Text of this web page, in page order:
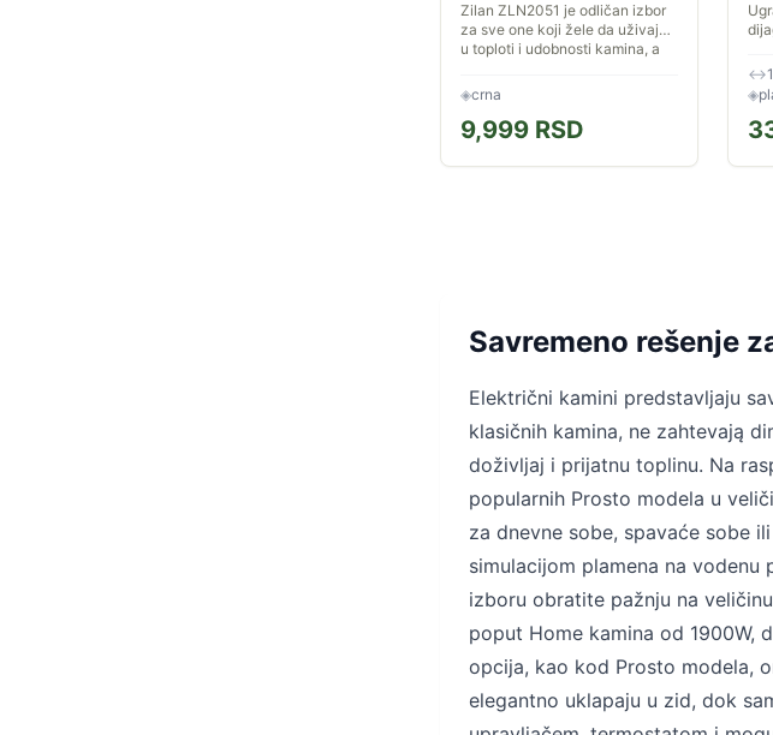
Zilan ZLN2051 je odličan izbor
za sve one koji žele da uživaju
u toploti i udobnosti kamina, a
pravi kamin. Ovaj...
◈crna
9,999 RSD
↔
◈
Savremeno rešenje
Električni kamini predstavljaju
klasičnih kamina, ne zahtevają
doživljaj i prijatnu toplinu. Na
popularnih Prosto modela u
za dnevne sobe, spavaće sobe
simulacijom plamena na vodenu
izboru obratite pažnju na
poput Home kamina od 1900W,
opcija, kao kod Prosto modela,
elegantno uklapaju u zid, dok